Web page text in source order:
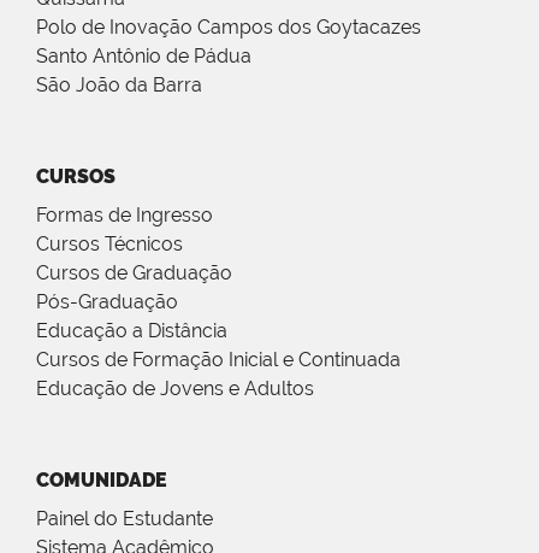
Polo de Inovação Campos dos Goytacazes
Santo Antônio de Pádua
São João da Barra
CURSOS
Formas de Ingresso
Cursos Técnicos
Cursos de Graduação
Pós-Graduação
Educação a Distância
Cursos de Formação Inicial e Continuada
Educação de Jovens e Adultos
COMUNIDADE
Painel do Estudante
Sistema Acadêmico